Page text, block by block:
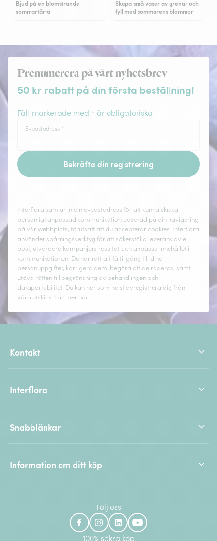
Bjud på en blomstrande
sommartårta
Skapa små vaser av grenar och
fyll med sommarens blommor
Prenumerera på vårt nyhetsbrev
50 kr rabatt på din första beställning!
Fält markerade med * är obligatoriska
E-postadress *
Bekräfta din registrering
Interflora samlar in din e-postadress för att kunna skicka
personligt anpassad kommunikation baserad på din navigering
på vår webbplats, förutsatt att du accepterar cookies. Interflora
använder spårningsverktyg för att säkerställa leverans av e-
post, utvärdera kampanjers resultat och anpassa innehållet i
kommunikationen. Du har rätt att få tillgång till dina
personuppgifter, korrigera dem, begära att de raderas, samt
utöva rätten till begränsning av behandlingen och
dataportabilitet. Du kan när som helst avregistrera dig från
våra utskick. Läs mer här.
Kontakt
Interflora
Snabblänkar
Information om ditt köp
Följ oss
100% säkra köp